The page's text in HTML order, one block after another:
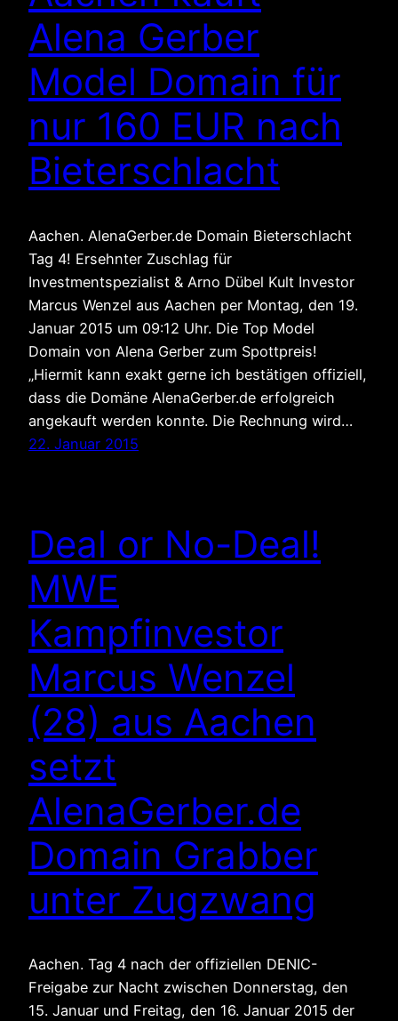
Alena Gerber
Model Domain für
nur 160 EUR nach
Bieterschlacht
Aachen. AlenaGerber.de Domain Bieterschlacht
Tag 4! Ersehnter Zuschlag für
Investmentspezialist & Arno Dübel Kult Investor
Marcus Wenzel aus Aachen per Montag, den 19.
Januar 2015 um 09:12 Uhr. Die Top Model
Domain von Alena Gerber zum Spottpreis!
„Hiermit kann exakt gerne ich bestätigen offiziell,
dass die Domäne AlenaGerber.de erfolgreich
angekauft werden konnte. Die Rechnung wird…
22. Januar 2015
Deal or No-Deal!
MWE
Kampfinvestor
Marcus Wenzel
(28) aus Aachen
setzt
AlenaGerber.de
Domain Grabber
unter Zugzwang
Aachen. Tag 4 nach der offiziellen DENIC-
Freigabe zur Nacht zwischen Donnerstag, den
15. Januar und Freitag, den 16. Januar 2015 der